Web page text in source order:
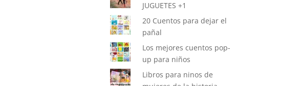
JUGUETES +1
20 Cuentos para dejar el
pañal
Los mejores cuentos pop-
up para niños
Libros para ninos de